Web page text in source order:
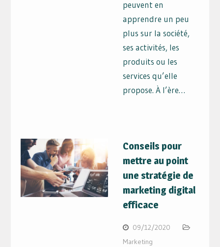
peuvent en
apprendre un peu
plus sur la société,
ses activités, les
produits ou les
services qu’elle
propose. À l’ère…
Conseils pour
mettre au point
une stratégie de
marketing digital
efficace
09/12/2020
Marketing